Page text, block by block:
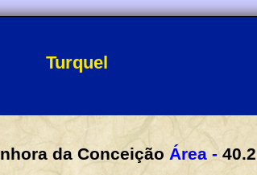
Turquel
da Conceição Área - 40.2